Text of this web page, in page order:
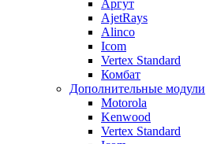
Аргут
AjetRays
Alinco
Icom
Vertex Standard
Комбат
Дополнительные модули
Motorola
Kenwood
Vertex Standard